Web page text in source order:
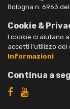
Bologna n. 6963
Cookie &
I cookie ci aiutano
accetti l’utilizzo
Informazioni
Continua a